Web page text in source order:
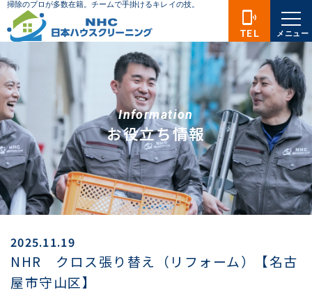
Information
お役立ち情報
2025.11.19
NHR クロス張り替え（リフォーム）【名古
屋市守山区】
phonelink_ring
TEL メニュー